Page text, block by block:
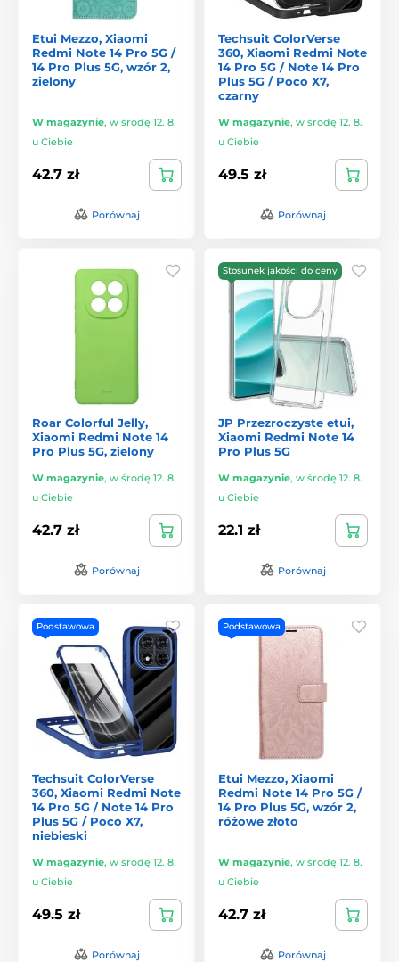
Etui Mezzo, Xiaomi
Redmi Note 14 Pro 5G /
14 Pro Plus 5G, wzór 2,
zielony
W magazynie, w środę 12. 8.
u Ciebie
42.7 zł
Porównaj
Techsuit ColorVerse
360, Xiaomi Redmi Note
14 Pro 5G / Note 14 Pro
Plus 5G / Poco X7,
czarny
W magazynie, w środę 12. 8.
u Ciebie
49.5 zł
Porównaj
Roar Colorful Jelly,
Xiaomi Redmi Note 14
Pro Plus 5G, zielony
W magazynie, w środę 12. 8.
u Ciebie
42.7 zł
Porównaj
Stosunek jakości do ceny
JP Przezroczyste etui,
Xiaomi Redmi Note 14
Pro Plus 5G
W magazynie, w środę 12. 8.
u Ciebie
22.1 zł
Porównaj
Podstawowa
Techsuit ColorVerse
360, Xiaomi Redmi Note
14 Pro 5G / Note 14 Pro
Plus 5G / Poco X7,
niebieski
W magazynie, w środę 12. 8.
u Ciebie
49.5 zł
Porównaj
Podstawowa
Etui Mezzo, Xiaomi
Redmi Note 14 Pro 5G /
14 Pro Plus 5G, wzór 2,
różowe złoto
W magazynie, w środę 12. 8.
u Ciebie
42.7 zł
Porównaj